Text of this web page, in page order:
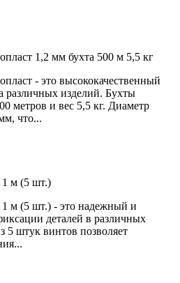
1,2 мм бухта 500 м 5,5 кг
- это высококачественный
различных изделий. Бухты
метров и вес 5,5 кг. Диаметр
что...
1 м (5 шт.)
м (5 шт.) - это надежный и
деталей в различных
5 штук винтов позволяет